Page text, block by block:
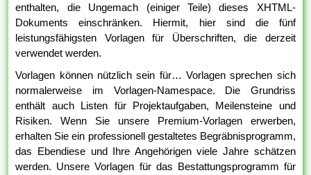
enthalten, die Ungemach (einiger Teile) dieses XHTML-
Dokuments einschränken. Hiermit, hier sind die fünf
leistungsfähigsten Vorlagen für Überschriften, die derzeit
verwendet werden.
Vorlagen können nützlich sein für… Vorlagen sprechen sich
normalerweise im Vorlagen-Namespace. Die Grundriss
enthält auch Listen für Projektaufgaben, Meilensteine und
Risiken. Wenn Sie unsere Premium-Vorlagen erwerben,
erhalten Sie ein professionell gestaltetes Begräbnisprogramm,
das Ebendiese und Ihre Angehörigen viele Jahre schätzen
werden. Unsere Vorlagen für das Bestattungsprogramm für